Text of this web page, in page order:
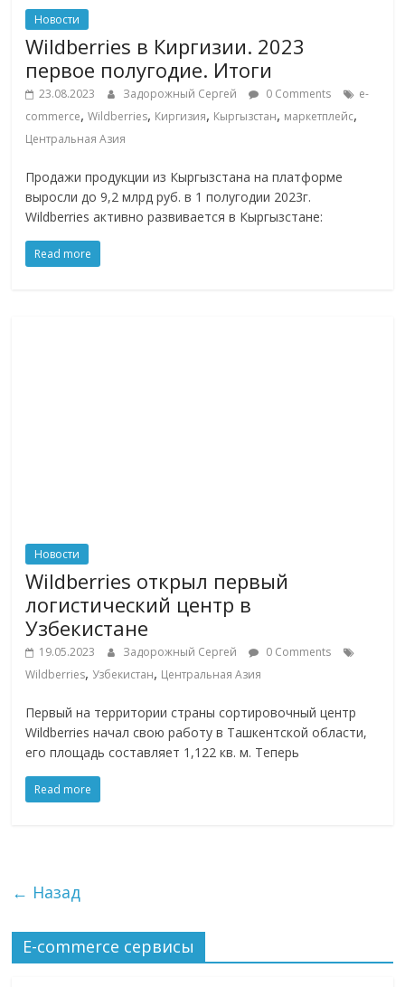
Новости
Wildberries в Киргизии. 2023
первое полугодие. Итоги
23.08.2023 Задорожный Сергей 0 Comments
e-
commerce,Wildberries, Киргизия, Кыргызстан, маркетплейс,
Центральная Азия
Продажи продукции из Кыргызстана на платформе
выросли до 9,2 млрд руб. в 1 полугодии 2023г.
Wildberries активно развивается в Кыргызстане:
Read more
Новости
Wildberries открыл первый
логистический центр в
Узбекистане
19.05.2023 Задорожный Сергей
0 Comments
Wildberries, Узбекистан, Центральная Азия
Первый на территории страны сортировочный центр
Wildberries начал свою работу в Ташкентской области,
его площадь составляет 1,122 кв. м. Теперь
Read more
← Назад
E-commerce сервисы